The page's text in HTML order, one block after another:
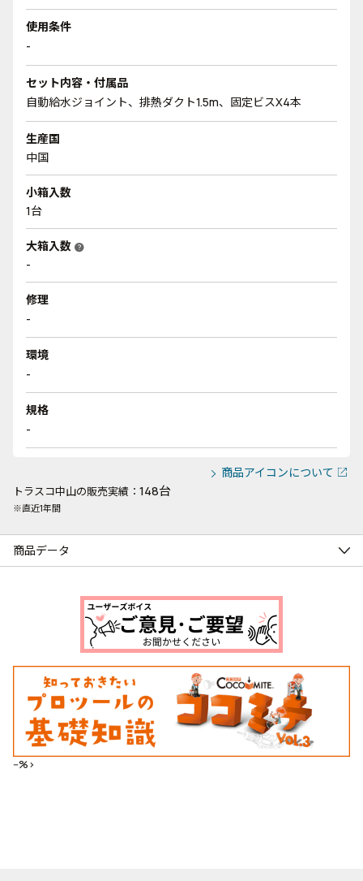
使用条件
-
セット内容・付属品
自動給水ジョイント、排熱ダクト1.5m、固定ビスX4本
生産国
中国
小箱入数
1台
大箱入数 help
-
修理
-
環境
-
規格
-
商品アイコンについて
トラスコ中山の販売実績： 148台
※直近1年間
商品データ
--%>